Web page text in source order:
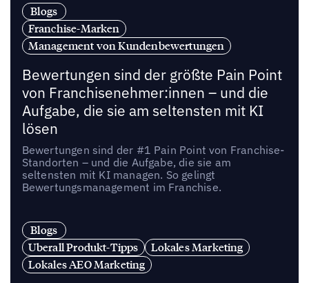
Blogs
Franchise-Marken
Management von Kundenbewertungen
Bewertungen sind der größte Pain Point
von Franchisenehmer:innen – und die
Aufgabe, die sie am seltensten mit KI
lösen
Bewertungen sind der #1 Pain Point von Franchise-
Standorten – und die Aufgabe, die sie am
seltensten mit KI managen. So gelingt
Bewertungsmanagement im Franchise.
Blogs
Uberall Produkt-Tipps
Lokales Marketing
Lokales AEO Marketing